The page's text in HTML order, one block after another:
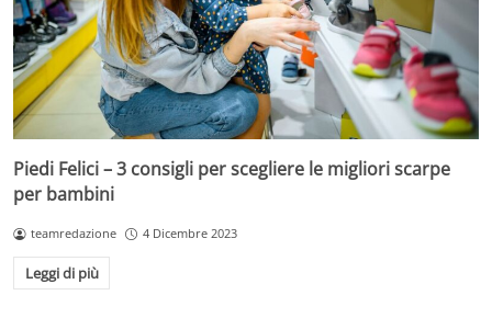
Piedi Felici – 3 consigli per scegliere le migliori scarpe
per bambini
teamredazione 4 Dicembre 2023
Leggi di più